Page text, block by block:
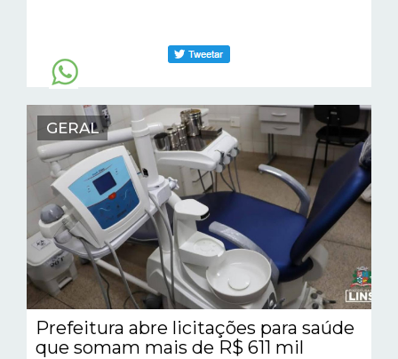
GERAL
Prefeitura abre licitações para saúde
que somam mais de R$ 611 mil